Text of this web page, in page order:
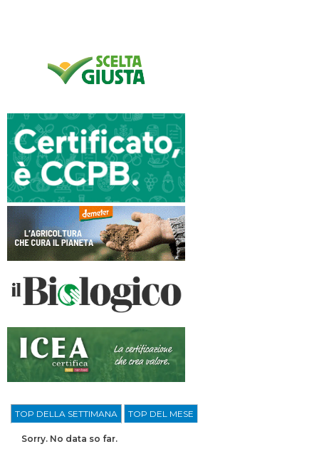
TOP DELLA SETTIMANA TOP DEL MESE
Sorry. No data so far.